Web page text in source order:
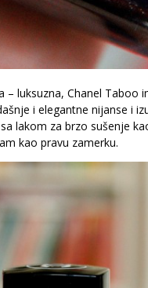
– luksuzna, Chanel
i elegantne nijanse i
lakom za brzo sušenje
kao pravu zamerku.